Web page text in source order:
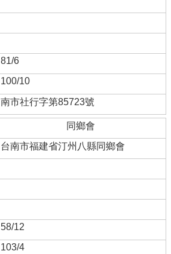
81/6
100/10
南市社行字第85723號
同鄉會
台南市福建省汀州八縣同鄉會
58/12
103/4